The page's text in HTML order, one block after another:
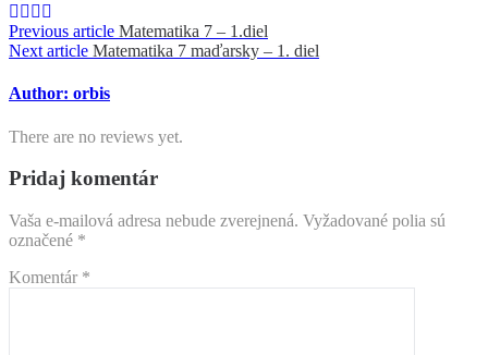
Navigácia
v
článku
Previous article Matematika 7 – 1.diel
Next article Matematika 7 maďarsky – 1. diel
Author: orbis
There are no reviews yet.
Pridaj komentár
Vaša e-mailová adresa nebude zverejnená. Vyžadované polia sú
označené *
Komentár *